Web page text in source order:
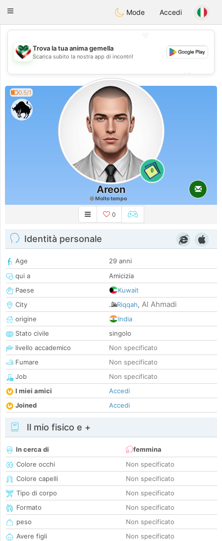
KuwaitChat
Toggle
Mode Accedi
💖
💕
💕
Trova la tua anima gemella
Scarica subito la nostra app di incontri!
0.5/1
0
Areon
Molto tempo
0
Identità personale
Age
29 anni
qui a
Amicizia
Paese
Kuwait
City
Riqqah, Al Ahmadi
origine
India
Stato civile
singolo
livello accademico
Non specificato
Fumare
Non specificato
Job
Non specificato
I miei amici
Accedi
Joined
Accedi
Il mio fisico e +
In cerca di
femmina
Colore occhi
Non specificato
Colore capelli
Non specificato
Tipo di corpo
Non specificato
Formato
Non specificato
peso
Non specificato
Avere figli
Non specificato